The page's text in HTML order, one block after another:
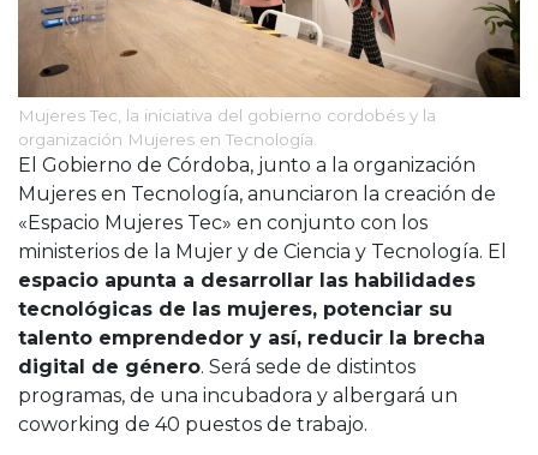
Mujeres Tec, la iniciativa del gobierno cordobés y la
organización Mujeres en Tecnología.
El Gobierno de Córdoba, junto a la organización
Mujeres en Tecnología, anunciaron la creación de
«Espacio Mujeres Tec» en conjunto con los
ministerios de la Mujer y de Ciencia y Tecnología. El
espacio apunta a desarrollar las habilidades
tecnológicas de las mujeres, potenciar su
talento emprendedor y así, reducir la brecha
digital de género. Será sede de distintos
programas, de una incubadora y albergará un
coworking de 40 puestos de trabajo.